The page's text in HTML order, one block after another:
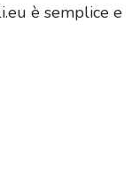
è semplice e